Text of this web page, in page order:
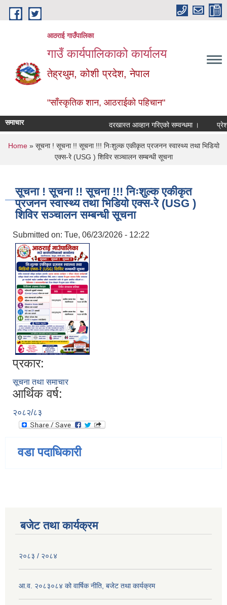
Skip to main content
आठराई गाउँपालिका
गाउँ कार्यपालिकाको कार्यालय
तेह्रथुम, कोशी प्रदेश, नेपाल
"साँस्कृतिक शान, आठराईको पहिचान"
समाचार दरखास्त आव्हान गरिएको सम्वन्धमा । प्रेश
You are here
Home» सूचना ! सूचना !! सूचना !!! निःशुल्क एकीकृत प्रजनन स्वास्थ्य तथा भिडियो
एक्स-रे (USG ) शिविर सञ्चालन सम्बन्धी सूचना
सूचना ! सूचना !! सूचना !!! निःशुल्क एकीकृत
प्रजनन स्वास्थ्य तथा भिडियो एक्स-रे (USG )
शिविर सञ्चालन सम्बन्धी सूचना
Submitted on: Tue, 06/23/2026 - 12:22
प्रकार:
सूचना तथा समाचार
आर्थिक वर्ष:
२०८२/८३
वडा पदाधिकारी
बजेट तथा कार्यक्रम
२०८३ / २०८४
आ.व. २०८३०८४ को वार्षिक नीति, बजेट तथा कार्यक्रम